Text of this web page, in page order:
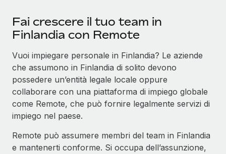
Fai crescere il tuo team in
Finlandia con Remote
Vuoi impiegare personale in Finlandia? Le aziende
che assumono in Finlandia di solito devono
possedere un’entità legale locale oppure
collaborare con una piattaforma di impiego globale
come Remote, che può fornire legalmente servizi di
impiego nel paese.
Remote può assumere membri del team in Finlandia
e mantenerti conforme. Si occupa dell’assunzione,